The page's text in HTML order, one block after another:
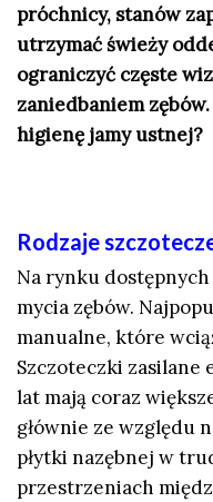
próchnicy, stanów
utrzymać świeży
ograniczyć częste
zaniedbaniem
higienę jamy ustnej?
Rodzaje
Na rynku
mycia zębów.
manualne, które
Szczoteczki
lat mają coraz
głównie ze względu
płytki nazębnej w
przestrzeniach